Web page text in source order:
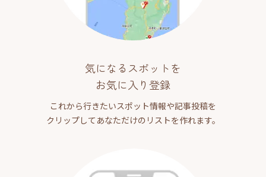
気になるスポットを
お気に入り登録
これから行きたいスポット情報や記事投稿を
クリップしてあなただけのリストを作れます。